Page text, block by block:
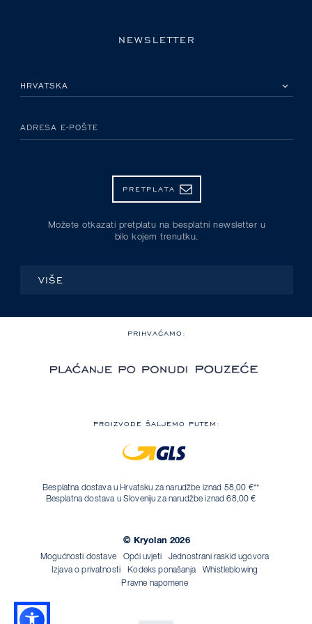
NEWSLETTER
ADRESA E-POŠTE
PRETPLATA
Možete otkazati pretplatu na besplatni newsletter u
bilo kojem trenutku.
VIŠE
PRIHVAĆAMO:
PROIZVODE ŠALJEMO PUTEM:
Besplatna dostava u Hrvatsku za narudžbe iznad 58,00 €**
Besplatna dostava u Sloveniju za narudžbe iznad 68,00 €
© Kryolan 2026
Mogućnosti dostave Opći uvjeti
Jednostrani raskid ugovora
Izjava o privatnosti
Kodeks ponašanja
Whistleblowing
Pravne napomene